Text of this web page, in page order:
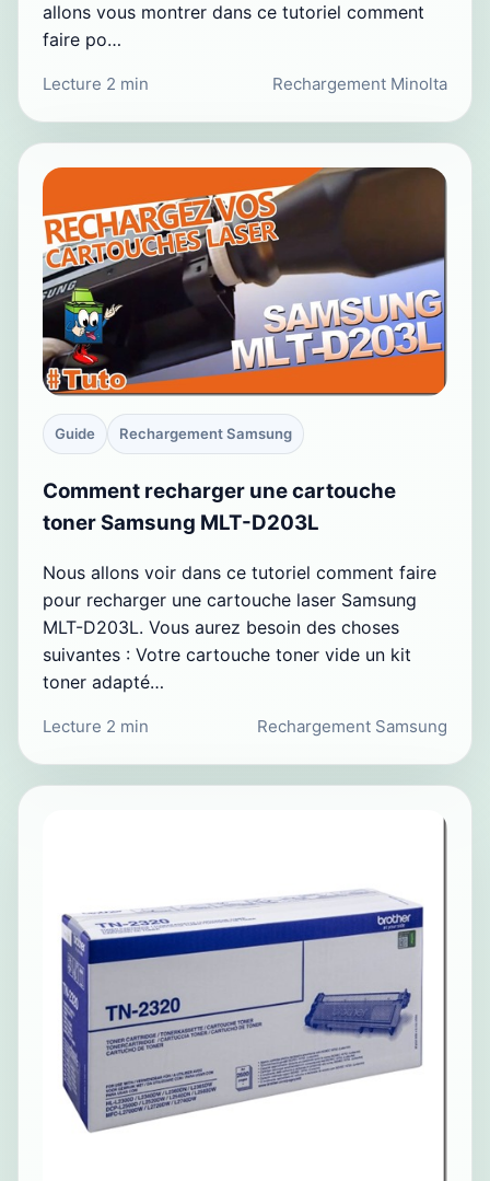
allons vous montrer dans ce tutoriel comment
faire po…
Lecture 2 min Rechargement Minolta
Guide Rechargement Samsung
Comment recharger une cartouche
toner Samsung MLT-D203L
Nous allons voir dans ce tutoriel comment faire
pour recharger une cartouche laser Samsung
MLT-D203L. Vous aurez besoin des choses
suivantes : Votre cartouche toner vide un kit
toner adapté…
Lecture 2 min Rechargement Samsung